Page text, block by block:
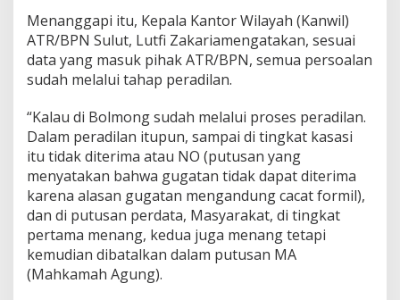
a
p
P
t
s
a
n
e
r
a
d
i
l
a
Menanggapi itu, Kepala Kantor Wilayah (Kanwil)
ATR/BPN Sulut, Lutfi Zakariamengatakan, sesuai
data yang masuk pihak ATR/BPN, semua persoalan
sudah melalui tahap peradilan.
“Kalau di Bolmong sudah melalui proses peradilan.
Dalam peradilan itupun, sampai di tingkat kasasi
itu tidak diterima atau NO (putusan yang
menyatakan bahwa gugatan tidak dapat diterima
karena alasan gugatan mengandung cacat formil),
dan di putusan perdata, Masyarakat, di tingkat
pertama menang, kedua juga menang tetapi
kemudian dibatalkan dalam putusan MA
(Mahkamah Agung).